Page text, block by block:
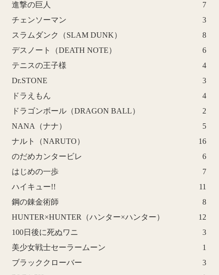
進撃の巨人
7
チェンソーマン
3
スラムダンク（SLAM DUNK）
8
デスノート（DEATH NOTE）
6
テニスの王子様
4
Dr.STONE
3
ドラえもん
4
ドラゴンボール（DRAGON BALL）
2
NANA（ナナ）
5
ナルト（NARUTO）
16
のだめカンタービレ
6
はじめの一歩
7
ハイキュー!!
11
鋼の錬金術師
8
HUNTER×HUNTER（ハンター×ハンター）
12
100日後に死ぬワニ
3
美少女戦士セーラームーン
1
ブラッククローバー
3